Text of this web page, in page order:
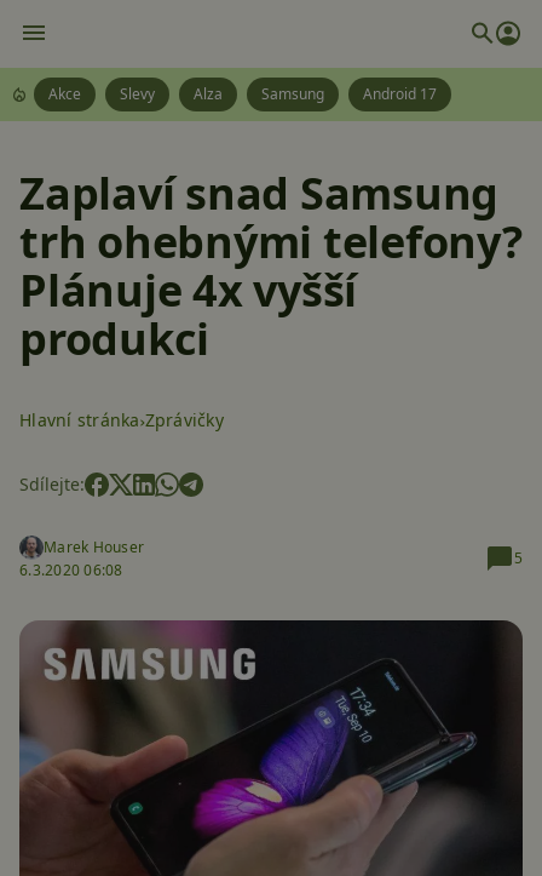
Akce Slevy Alza Samsung Android 17
Zaplaví snad Samsung
trh ohebnými telefony?
Plánuje 4x vyšší
produkci
Hlavní stránka Zprávičky
Sdílejte:
Marek Houser
6.3.2020 06:08
5